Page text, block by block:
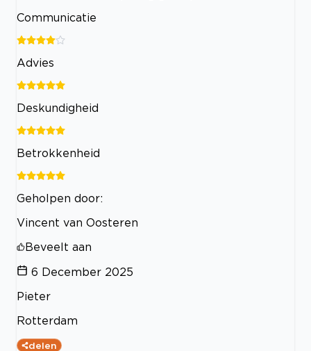
Communicatie
Advies
Deskundigheid
Betrokkenheid
Geholpen door:
Vincent van Oosteren
Beveelt aan
6 December 2025
Pieter
Rotterdam
delen